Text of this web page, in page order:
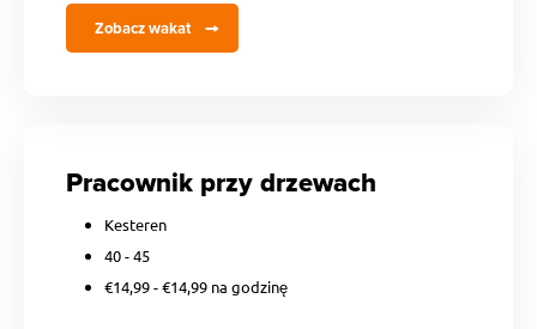
Zobacz wakat
Pracownik przy drzewach
Kesteren
40 - 45
€14,99 - €14,99 na godzinę